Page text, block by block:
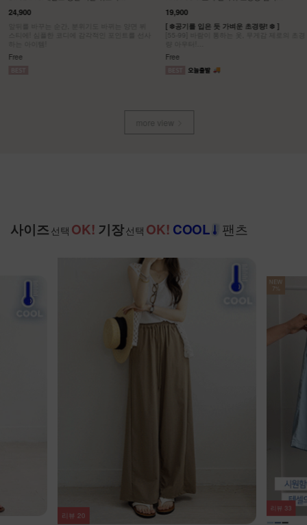
24,900
Free
19,900
[ ❄️공기를 입은 듯 가벼운 초경량! ❄️ ]
[55-99] 바람이 통하는 옷, 무게감 제로의 초경
공기를 입은 듯한 착용감에 로맨틱감성을 더한
디자인
Free
more view
사이즈 선택 OK! 기장선택 OK! COOL 팬츠
리뷰20
NEW
7%
리뷰33